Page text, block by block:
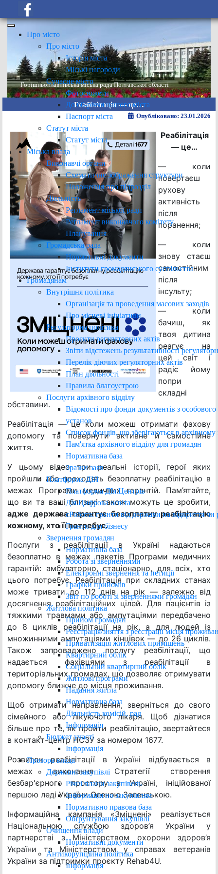
Про місто
Про місто
Історія міста
Міські нагороди
Сучасне місто
Фотосюжети
До 60-річчя нашого міста
Паспорт міста
Статут міста
Статут міста
Міська влада
Виконавчі органи
Схематичне зображення структури
Положення про підрозділ
Діяльність
Регламент міської ради
Регламент виконавчого комітету
Планування
Громадська рада
Нормативні документи
Інститути громадянського суспільства
Громадянам
Внутрішня політика
Організація та проведення масових заходів
Про місцеві ініціативи
Регуляторна політика
Проєкти регуляторних актів
Звіти відстежень результативності
Перелік діючих регуляторних актів
План діяльності
Правила благоустрою
Послуги архівного відділу
Відомості про фонди документів з особового
установ
Список фондів, що зберігаються в архівному
Пам'ятка архівного відділу для громадян
Нормативна база
Зразки заяв
Платформа ДІЯ
Платформа ДІя.Центрів
Дія.Цифрова освіта
єРобота: гранти від держави на відкриття чи
Гранти для бізнесу
Звернення громадян
Нормативна база
Робота зі зверненнями
Електронні звернення та петиції
Графіки прийомів
Звіт по роботі зі зверненнями громадян
Житлова політика
Прийом громадян
Реєстрація/зняття з реєстрації місця
Приватизація житлових приміщень
Квартирний облік
Соціальний квартирний облік
Житлові програми
Надання житла
Нормативна база
Діяльність комісій, рад
Інформація
Бюджет участі
Інформація
Прозора влада
Державні закупівлі
Річні плани закупівель
Інформація по закупівлям
Нормативно правова база
Обґрунтування закупівлі
Очищення влади
Нормативні документи
Антикорупційна політика
Інформація
Горішньоплавнівська міська рада Полтавської області
Реабілітація — це…
Опубліковано: 23.01.2026
Реабілітація
— це…
— коли
повертаєш
рухову
активність
після
поранення;
— коли
знову стаєш
самостійним
після
інсульту;
— коли
бачиш, як
твоя дитина
реагує на
цей світ і
радіє йому
попри
складні
обставини.
Реабілітація — це коли можеш отримати фахову
допомогу та повернути активне й самостійне
життя.
У цьому відео три реальні історії, герої яких
пройшли або проходять безоплатну реабілітацію в
межах Програми медичних гарантій. Пам’ятайте,
що ви та ваші близькі також можуть це зробити,
адже держава гарантує безоплатну реабілітацію
кожному, хто її потребує.
Послуги з реабілітації в Україні надаються
безоплатно в межах пакетів Програми медичних
гарантій: амбулаторно, стаціонарно, для всіх, хто
цього потребує. Реабілітація при складних станах
може тривати до 112 днів на рік — залежно від
досягнення реабілітаційних цілей. Для пацієнтів із
тяжкими травмами або ампутаціями передбачено
до 8 циклів реабілітації на рік, а для людей із
множинними ампутаціями кінцівок — до 26 циклів.
Також запроваджено послугу реабілітації, що
надається фахівцями з реабілітації в
територіальних громадах, що дозволяє отримувати
допомогу ближче до місця проживання.
Щоб отримати направлення, зверніться до свого
сімейного або лікуючого лікаря. Щоб дізнатися
більше про те, як пройти реабілітацію, звертайтеся
в контакт-центр НСЗУ за номером 1677.
Розвиток реабілітації в Україні відбувається в
межах виконання Стратегії створення
безбар'єрного простору в Україні, ініційованої
першою леді України Оленою Зеленською.
Інформаційна кампанія «Зміцнені» реалізується
Національною службою здоров’я України у
партнерстві з Міністерством охорони здоров’я
України та Міністерством у справах ветеранів
України за підтримки проєкту Rehab4U.